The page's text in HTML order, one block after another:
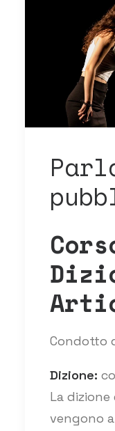
Condotto
Dizione:
La
vengono